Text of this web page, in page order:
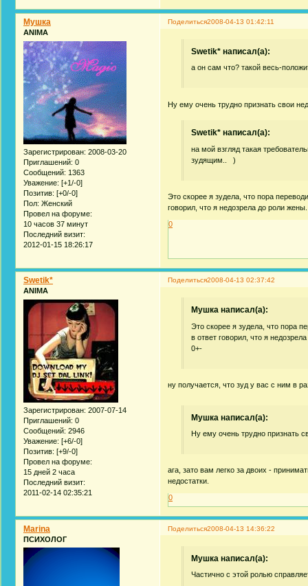
Поделиться2008-04-13 01:42:11
Мушка
ANIMA
Зарегистрирован: 2008-03-20
Приглашений: 0
Сообщений: 1363
Уважение: [+1/-0]
Позитив: [+0/-0]
Пол: Женский
Провел на форуме:
10 часов 37 минут
Последний визит:
2012-01-15 18:26:17
Swetik* написал(а):
а он сам что? такой весь-
Ну ему очень трудно признать свои
Swetik* написал(а):
на мой взгляд такая
зудящим.. )
Это скорее я зудела, что пора
говорил, что я недозрела до роли
0
Поделиться2008-04-13 02:37:42
Swetik*
ANIMA
Зарегистрирован: 2007-07-14
Приглашений: 0
Сообщений: 2946
Уважение: [+6/-0]
Позитив: [+9/-0]
Провел на форуме:
15 дней 2 часа
Последний визит:
2011-02-14 02:35:21
Мушка написал(а):
Это скорее я зудела, что пора
в ответ говорил, что я
0+-
ну получается, что зуд у вас с ним в
Мушка написал(а):
Ну ему очень трудно признать
ага, зато вам легко за двоих -
недостатки.
0
Поделиться2008-04-13 14:36:22
Marina
ПСИХОЛОГ
Мушка написал(а):
Частично с этой ролью